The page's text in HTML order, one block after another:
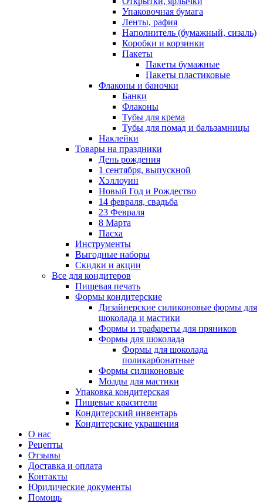
Упаковочная бумага
Ленты, рафия
Наполнитель (бумажный, сизаль)
Коробки и корзинки
Пакеты
Пакеты бумажные
Пакеты пластиковые
Флаконы и баночки
Банки
Флаконы
Тубы для крема
Тубы для помад и бальзамницы
Наклейки
Товары на праздники
День рождения
1 сентября, выпускной
Хэллоуин
Новый Год и Рождество
14 февраля, свадьба
23 Февраля
8 Марта
Пасха
Инструменты
Выгодные наборы
Скидки и акции
Все для кондитеров
Пищевая печать
Формы кондитерские
Дизайнерские силиконовые формы для
шоколада и мастики
Формы и трафареты для пряников
Формы для шоколада
Формы для шоколада
поликарбонатные
Формы силиконовые
Молды для мастики
Упаковка кондитерская
Пищевые красители
Кондитерский инвентарь
Кондитерские украшения
О нас
Рецепты
Отзывы
Доставка и оплата
Контакты
Юридические документы
Помощь